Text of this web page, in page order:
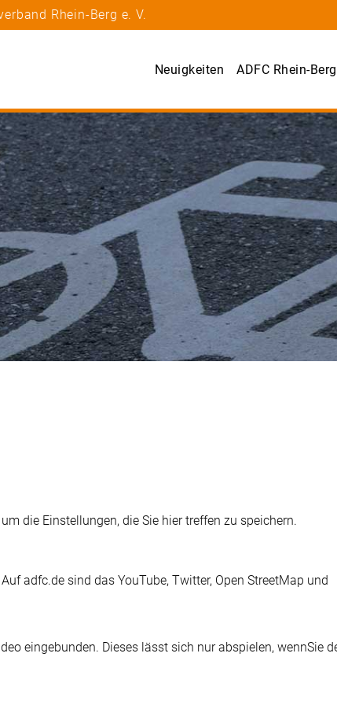
Rhein-Berg e. V.
Neuigkeiten ADFC Rhein-Berg
die Einstellungen, die Sie hier treffen zu speichern.
adfc.de sind das YouTube, Twitter, Open StreetMap und
eingebunden. Dieses lässt sich nur abspielen, wennSie